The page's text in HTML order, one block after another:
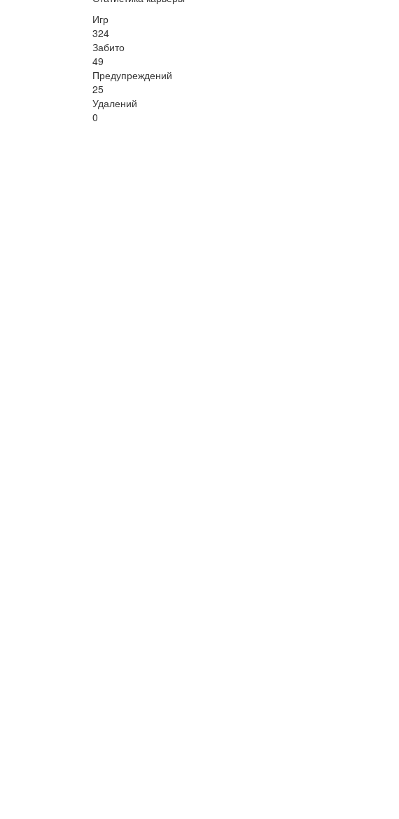
Игр
324
Забито
49
Предупреждений
25
Удалений
0